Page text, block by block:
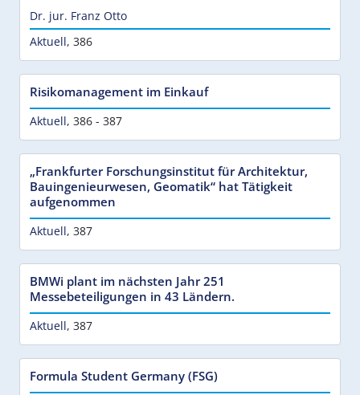
Dr. jur. Franz Otto
Aktuell, 386
Risikomanagement im Einkauf
Aktuell, 386 - 387
„Frankfurter Forschungsinstitut für Architektur,
Bauingenieurwesen, Geomatik“ hat Tätigkeit
aufgenommen
Aktuell, 387
BMWi plant im nächsten Jahr 251
Messebeteiligungen in 43 Ländern.
Aktuell, 387
Formula Student Germany (FSG)